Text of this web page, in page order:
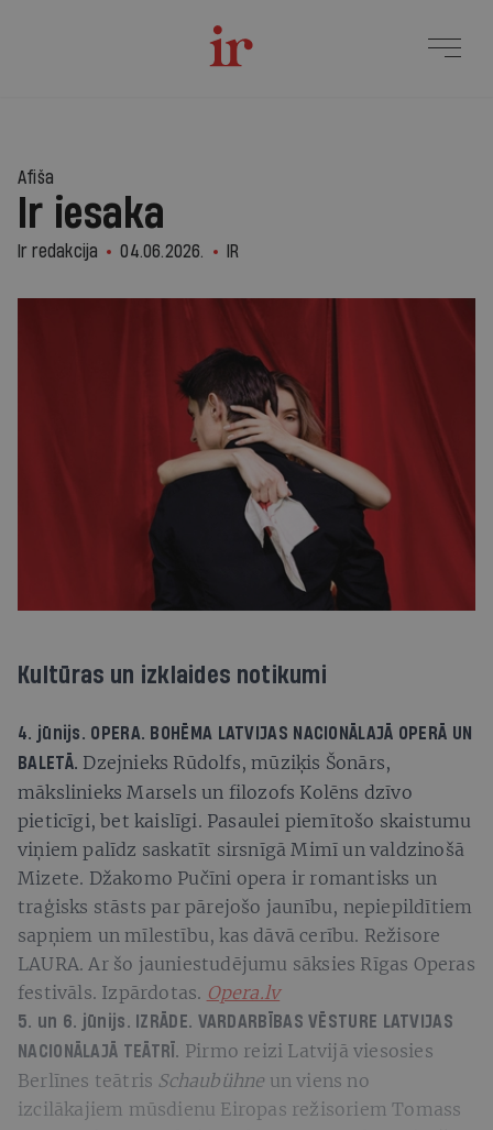
Afiša
Ir iesaka
Ir redakcija 04.06.2026. IR
Kultūras un izklaides notikumi
4. jūnijs. OPERA. BOHĒMA LATVIJAS NACIONĀLAJĀ OPERĀ UN
BALETĀ. Dzejnieks Rūdolfs, mūziķis Šonārs,
mākslinieks Marsels un filozofs Kolēns dzīvo
pieticīgi, bet kaislīgi. Pasaulei piemītošo skaistumu
viņiem palīdz saskatīt sirsnīgā Mimī un valdzinošā
Mizete. Džakomo Pučīni opera ir romantisks un
traģisks stāsts par pārejošo jaunību, nepiepildītiem
sapņiem un mīlestību, kas dāvā cerību. Režisore
LAURA. Ar šo jauniestudējumu sāksies Rīgas Operas
festivāls. Izpārdotas. Opera.lv
5. un 6. jūnijs. IZRĀDE. VARDARBĪBAS VĒSTURE LATVIJAS
NACIONĀLAJĀ TEĀTRĪ. Pirmo reizi Latvijā viesosies
Berlīnes teātris Schaubühne un viens no
izcilākajiem mūsdienu Eiropas režisoriem Tomass